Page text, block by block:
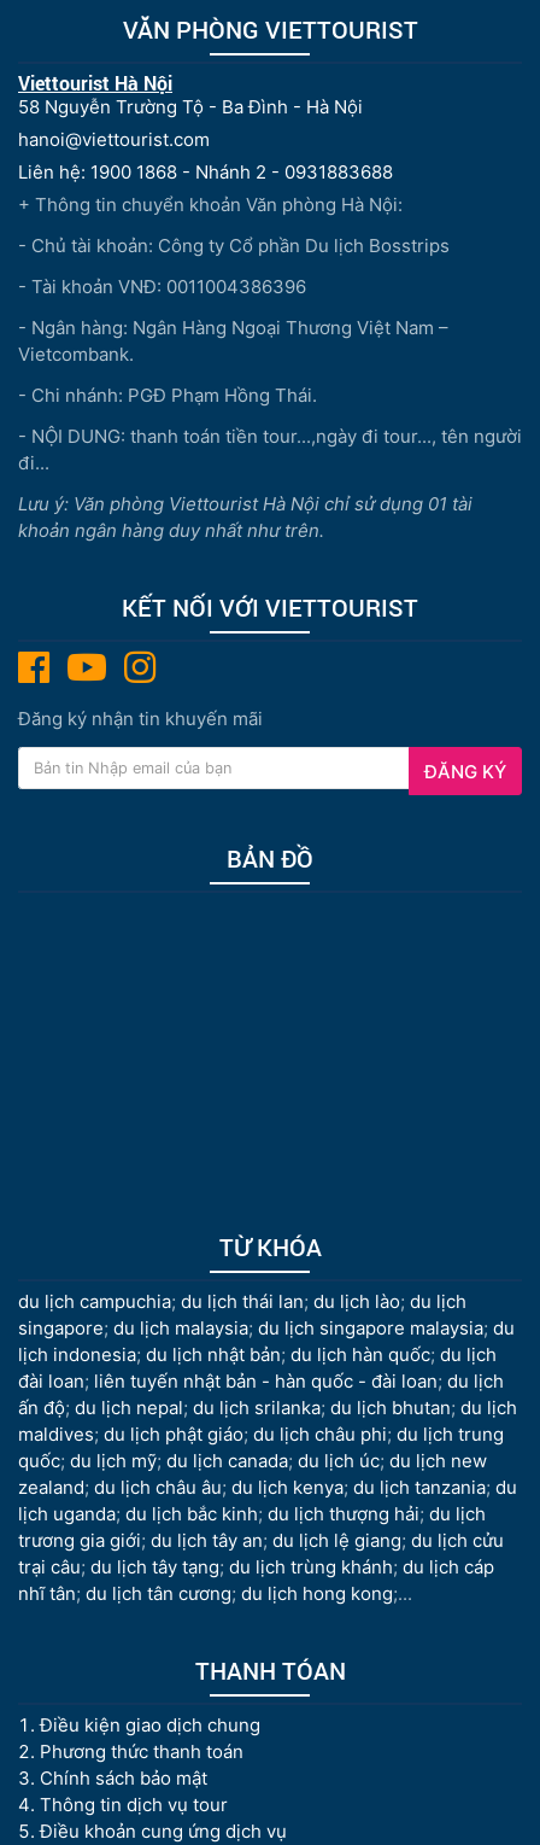
VĂN PHÒNG VIETTOURIST
Viettourist Hà Nội
58 Nguyễn Trường Tộ - Ba Đình - Hà Nội
hanoi@viettourist.com
Liên hệ: 1900 1868 - Nhánh 2 - 0931883688
+ Thông tin chuyển khoản Văn phòng Hà Nội:
- Chủ tài khoản: Công ty Cổ phần Du lịch Bosstrips
- Tài khoản VNĐ: 0011004386396
- Ngân hàng: Ngân Hàng Ngoại Thương Việt Nam –
Vietcombank.
- Chi nhánh: PGĐ Phạm Hồng Thái.
- NỘI DUNG: thanh toán tiền tour...,ngày đi tour..., tên người
đi...
Lưu ý: Văn phòng Viettourist Hà Nội chỉ sử dụng 01 tài
khoản ngân hàng duy nhất như trên.
KẾT NỐI VỚI VIETTOURIST
Đăng ký nhận tin khuyến mãi
ĐĂNG KÝ
BẢN ĐỒ
TỪ KHÓA
du lịch campuchia; du lịch thái lan; du lịch lào; du lịch
singapore; du lịch malaysia; du lịch singapore malaysia; du
lịch indonesia; du lịch nhật bản; du lịch hàn quốc; du lịch
đài loan; liên tuyến nhật bản - hàn quốc - đài loan; du lịch
ấn độ; du lịch nepal; du lịch srilanka; du lịch bhutan; du lịch
maldives; du lịch phật giáo; du lịch châu phi; du lịch trung
quốc; du lịch mỹ; du lịch canada; du lịch úc; du lịch new
zealand; du lịch châu âu; du lịch kenya; du lịch tanzania; du
lịch uganda; du lịch bắc kinh; du lịch thượng hải; du lịch
trương gia giới; du lịch tây an; du lịch lệ giang; du lịch cửu
trại câu; du lịch tây tạng; du lịch trùng khánh; du lịch cáp
nhĩ tân; du lịch tân cương; du lịch hong kong;...
THANH TÓAN
Điều kiện giao dịch chung
Phương thức thanh toán
Chính sách bảo mật
Thông tin dịch vụ tour
Điều khoản cung ứng dịch vụ